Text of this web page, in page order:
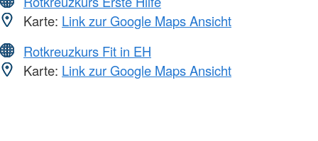
Karte: Link zur Google Maps Ansicht
Rotkreuzkurs Fit in EH
Karte: Link zur Google Maps Ansicht